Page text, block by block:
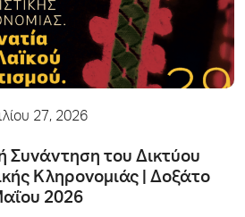
27, 2026
Συνάντηση του Δικτύου
Κληρονομιάς | Δοξάτο
2026